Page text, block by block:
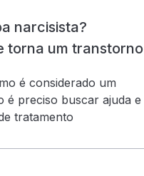
narcisista?
torna um transtorno
é considerado um
é preciso buscar ajuda e
tratamento